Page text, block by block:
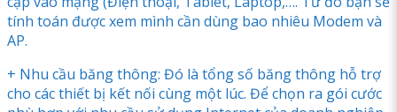
tính toán được xem mình cần dùng bao nhiêu Modem và
AP.
+ Nhu cầu băng thông: Đó là tổng số băng thông hỗ trợ
cho các thiết bị kết nối cùng một lúc. Để chọn ra gói cước